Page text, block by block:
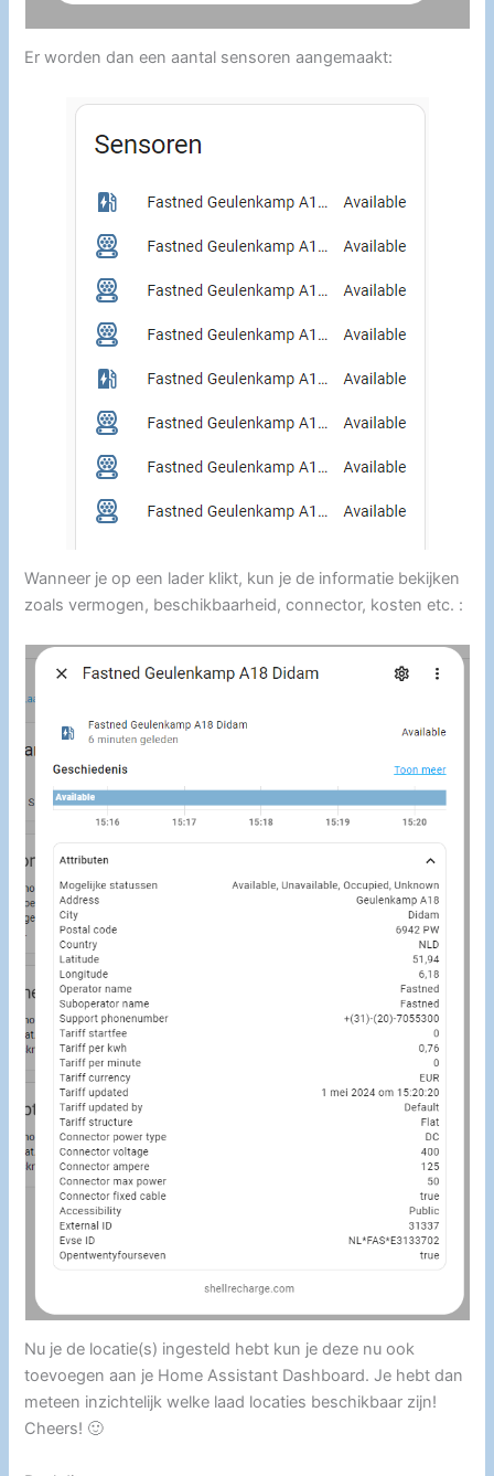
Er worden dan een aantal sensoren aangemaakt:
Wanneer je op een lader klikt, kun je de informatie bekijken
zoals vermogen, beschikbaarheid, connector, kosten etc. :
Nu je de locatie(s) ingesteld hebt kun je deze nu ook
toevoegen aan je Home Assistant Dashboard. Je hebt dan
meteen inzichtelijk welke laad locaties beschikbaar zijn!
Cheers! 🙂